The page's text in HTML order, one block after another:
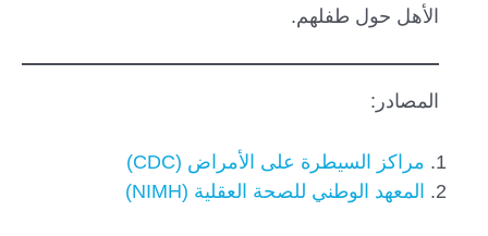
الأهل حول طفلهم.
المصادر:
مراكز السيطرة على الأمراض (CDC)
المعهد الوطني للصحة العقلية (NIMH)